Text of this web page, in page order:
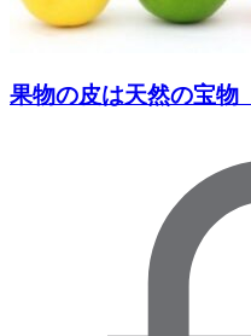
果物の皮は天然の宝